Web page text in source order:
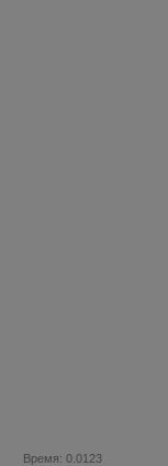
Время: 0.0123